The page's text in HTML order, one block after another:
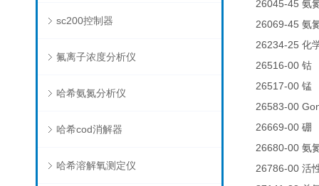
sc200控制器
氟离子浓度分析仪
哈希氨氮分析仪
哈希cod消解器
哈希溶解氧测定仪
26045-45 氨
26069-45 氨
26234-25 化
26516-00 钴
26517-00 锰
26583-00
26669-00 硼
26680-00 氨
26786-00 活